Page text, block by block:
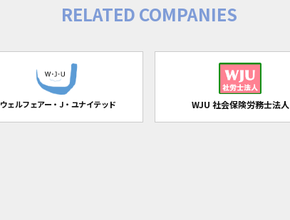
RELATED COMPANIES
ウェルフェアー・J・ユナイテッド WJU 社会保険労務士法人